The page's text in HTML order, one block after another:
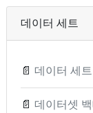
데이터 세트
📄 데이터 세
📄 데이터셋